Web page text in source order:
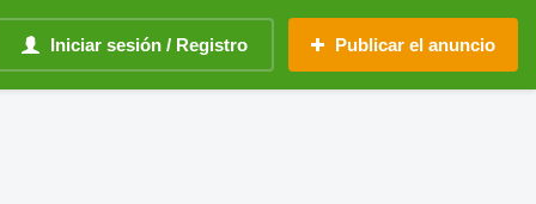
Iniciar sesión / Registro Publicar el anuncio